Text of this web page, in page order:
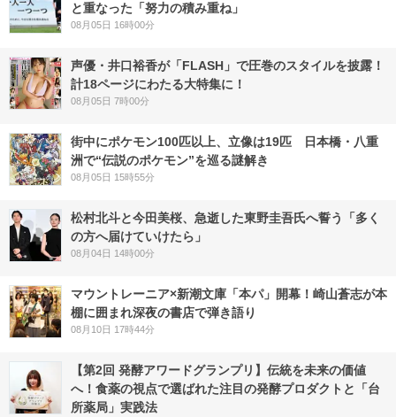
と重なった「努力の積み重ね」
08月05日 16時00分
声優・井口裕香が「FLASH」で圧巻のスタイルを披露！
計18ページにわたる大特集に！
08月05日 7時00分
街中にポケモン100匹以上、立像は19匹 日本橋・八重
洲で“伝説のポケモン”を巡る謎解き
08月05日 15時55分
松村北斗と今田美桜、急逝した東野圭吾氏へ誓う「多く
の方へ届けていけたら」
08月04日 14時00分
マウントレーニア×新潮文庫「本パ」開幕！崎山蒼志が本
棚に囲まれ深夜の書店で弾き語り
08月10日 17時44分
【第2回 発酵アワードグランプリ】伝統を未来の価値
へ！食薬の視点で選ばれた注目の発酵プロダクトと「台
所薬局」実践法